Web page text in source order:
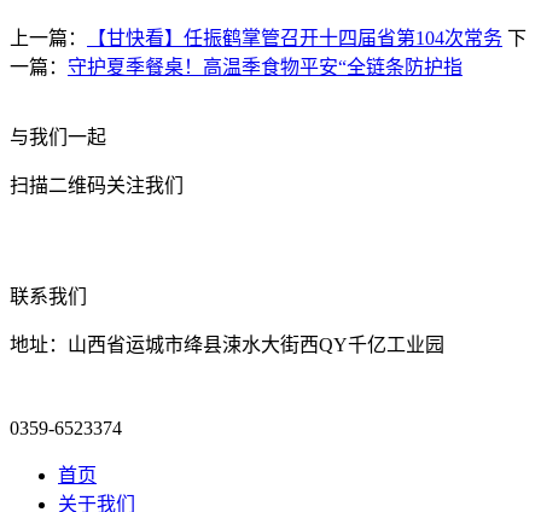
上一篇： 【甘快看】任振鹤掌管召开十四届省第104次常务 下
一篇： 守护夏季餐桌！高温季食物平安“全链条防护指
与我们一起
扫描二维码关注我们
联系我们
地址：山西省运城市绛县涑水大街西QY千亿工业园
0359-6523374
首页
关于我们